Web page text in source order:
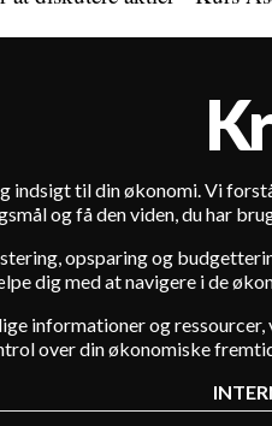
indsigt til din økonomi. Vi
og få den viden, du har
opsparing og
dig med at navigere i de
informationer og
over din økonomiske